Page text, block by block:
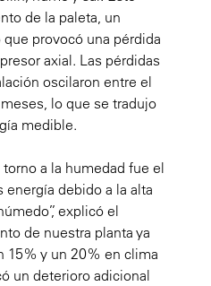
de la paleta, un
provocó una pérdida
axial. Las pérdidas
oscilaron entre el
lo que se tradujo
medible.
a la humedad fue el
debido a la alta
explicó el
de nuestra planta ya
15% y un 20% en clima
un deterioro adicional